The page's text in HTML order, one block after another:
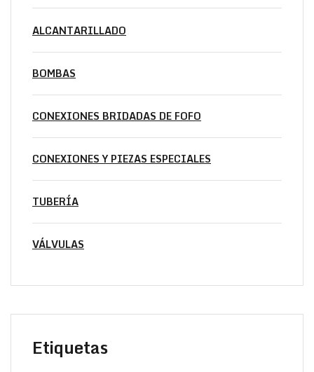
ALCANTARILLADO
BOMBAS
CONEXIONES BRIDADAS DE FOFO
CONEXIONES Y PIEZAS ESPECIALES
TUBERÍA
VÁLVULAS
Etiquetas